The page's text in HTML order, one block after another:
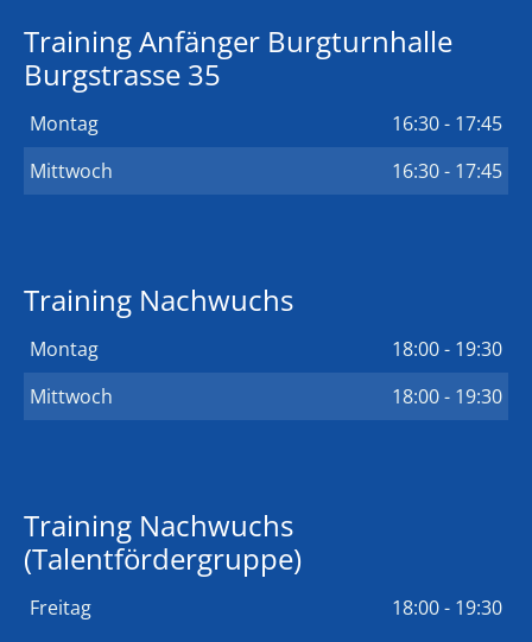
Training Anfänger Burgturnhalle
Burgstrasse 35
Montag
16:30 - 17:45
Mittwoch
16:30 - 17:45
Training Nachwuchs
Montag
18:00 - 19:30
Mittwoch
18:00 - 19:30
Training Nachwuchs
(Talentfördergruppe)
Freitag 18:00 - 19:30